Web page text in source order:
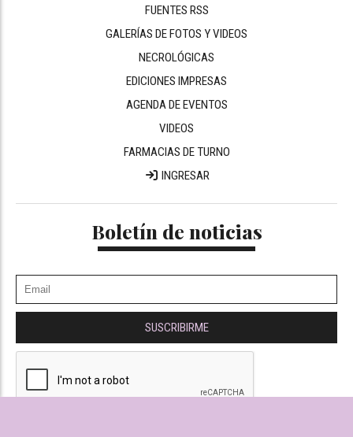
FUENTES RSS
GALERÍAS DE FOTOS Y VIDEOS
NECROLÓGICAS
EDICIONES IMPRESAS
AGENDA DE EVENTOS
VIDEOS
FARMACIAS DE TURNO
INGRESAR
Boletín de noticias
SUSCRIBIRME